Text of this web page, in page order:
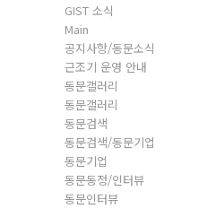
GIST 소식
Main
공지사항/동문소식
근조기 운영 안내
동문갤러리
동문갤러리
동문검색
동문검색/동문기업
동문기업
동문동정/인터뷰
동문인터뷰